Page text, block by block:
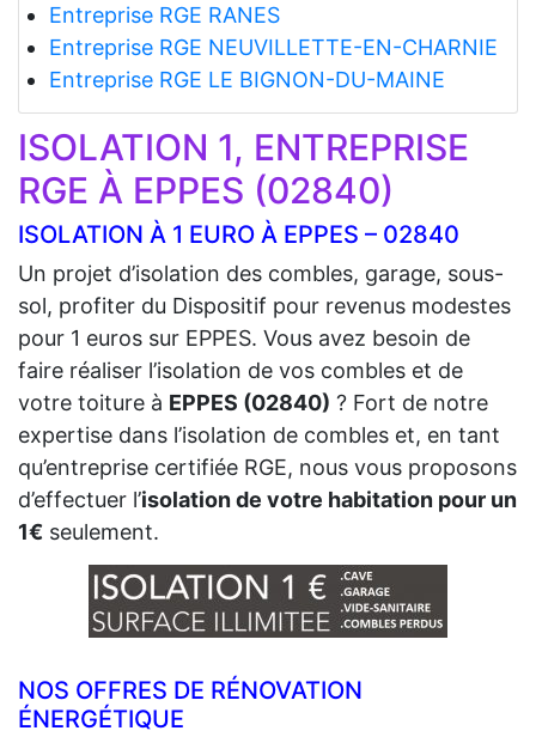
Entreprise RGE RANES
Entreprise RGE NEUVILLETTE-EN-CHARNIE
Entreprise RGE LE BIGNON-DU-MAINE
ISOLATION 1, ENTREPRISE
RGE À EPPES (02840)
ISOLATION À 1 EURO À EPPES – 02840
Un projet d’isolation des combles, garage, sous-
sol, profiter du Dispositif pour revenus modestes
pour 1 euros sur EPPES. Vous avez besoin de
faire réaliser l’isolation de vos combles et de
votre toiture à EPPES (02840) ? Fort de notre
expertise dans l’isolation de combles et, en tant
qu’entreprise certifiée RGE, nous vous proposons
d’effectuer l’isolation de votre habitation pour un
1€ seulement.
NOS OFFRES DE RÉNOVATION
ÉNERGÉTIQUE